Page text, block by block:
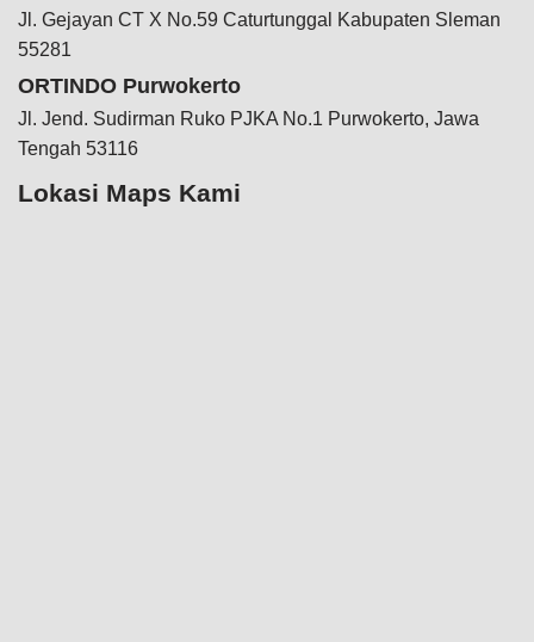
Jl. Gejayan CT X No.59 Caturtunggal Kabupaten Sleman
55281
ORTINDO Purwokerto
Jl. Jend. Sudirman Ruko PJKA No.1 Purwokerto, Jawa
Tengah 53116
Lokasi Maps Kami